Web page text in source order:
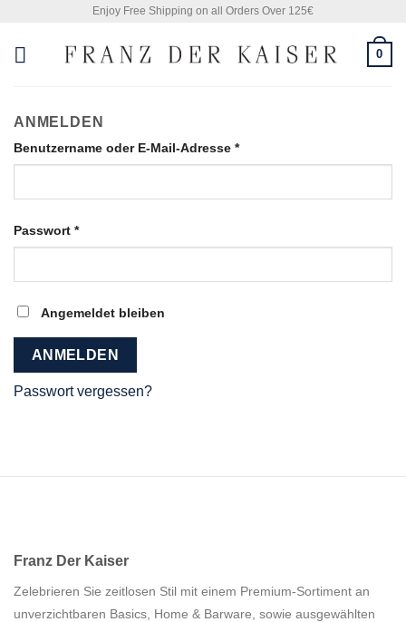
Enjoy Free Shipping on all Orders Over 125€
0
ANMELDEN
Benutzername oder E-Mail-Adresse *
Passwort *
Angemeldet bleiben
ANMELDEN
Passwort vergessen?
Franz Der Kaiser
Zelebrieren Sie zeitlosen Stil mit einem Premium-Sortiment an
unverzichtbaren Basics, Home & Barware, sowie ausgewählten